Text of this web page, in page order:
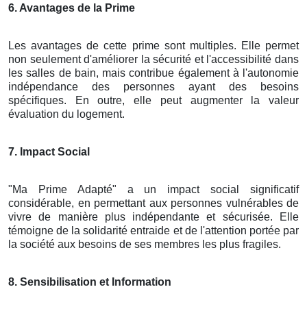
6. Avantages de la Prime
Les avantages de cette prime sont multiples. Elle permet
non seulement d'améliorer la sécurité et l'accessibilité dans
les salles de bain, mais contribue également à l'autonomie
indépendance des personnes ayant des besoins
spécifiques. En outre, elle peut augmenter la valeur
évaluation du logement.
7. Impact Social
"Ma Prime Adapté" a un impact social significatif
considérable, en permettant aux personnes vulnérables de
vivre de manière plus indépendante et sécurisée. Elle
témoigne de la solidarité entraide et de l'attention portée par
la société aux besoins de ses membres les plus fragiles.
8. Sensibilisation et Information